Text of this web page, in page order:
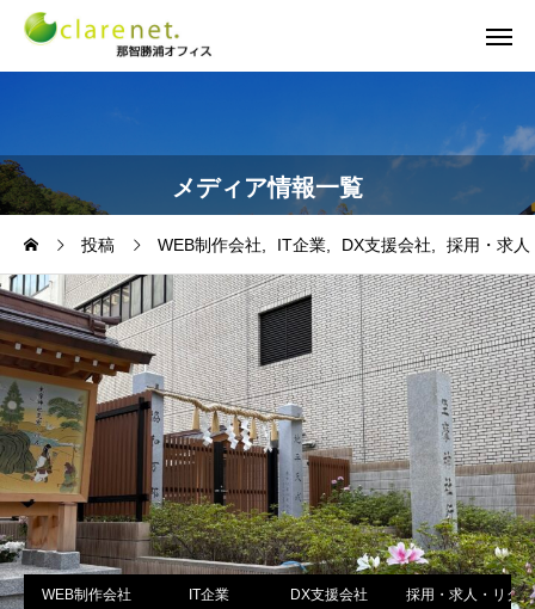
メディア情報一覧
投稿 WEB制作会社 IT企業 DX支援会社 採用・求人
WEB制作会社 IT企業 DX支援会社 採用・求人・リク